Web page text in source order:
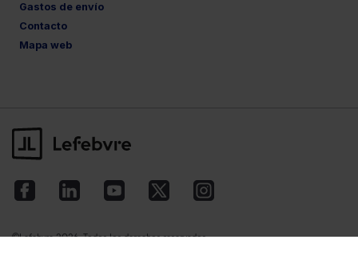
Gastos de envío
Contacto
Mapa web
©Lefebvre2026. Todos los derechos reservados.